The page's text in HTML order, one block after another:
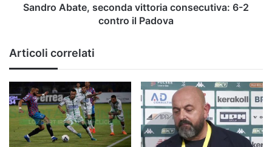
PadovaSandro Abate, seconda vittoria consecutiva: 6-2
contro il Padova
Articoli correlati